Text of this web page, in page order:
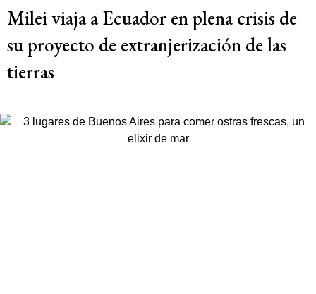
Milei viaja a Ecuador en plena crisis de
su proyecto de extranjerización de las
tierras